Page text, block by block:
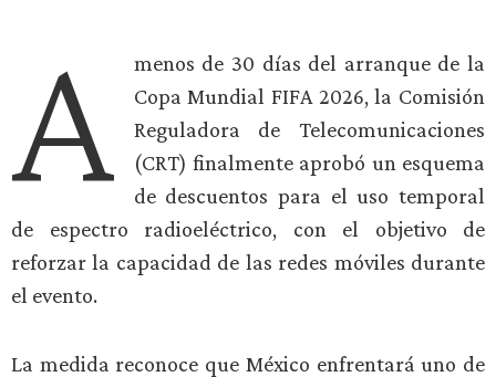
A
menos de 30 días del arranque de la
Copa Mundial FIFA 2026, la Comisión
Reguladora de Telecomunicaciones
(CRT) finalmente aprobó un esquema
de descuentos para el uso temporal
de espectro radioeléctrico, con el objetivo de
reforzar la capacidad de las redes móviles durante
el evento.
La medida reconoce que México enfrentará uno de